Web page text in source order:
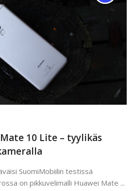
10 Lite – tyylikäs
SuomiMobiilin testissä
on pikkuvelimalli Huawei Mate ...